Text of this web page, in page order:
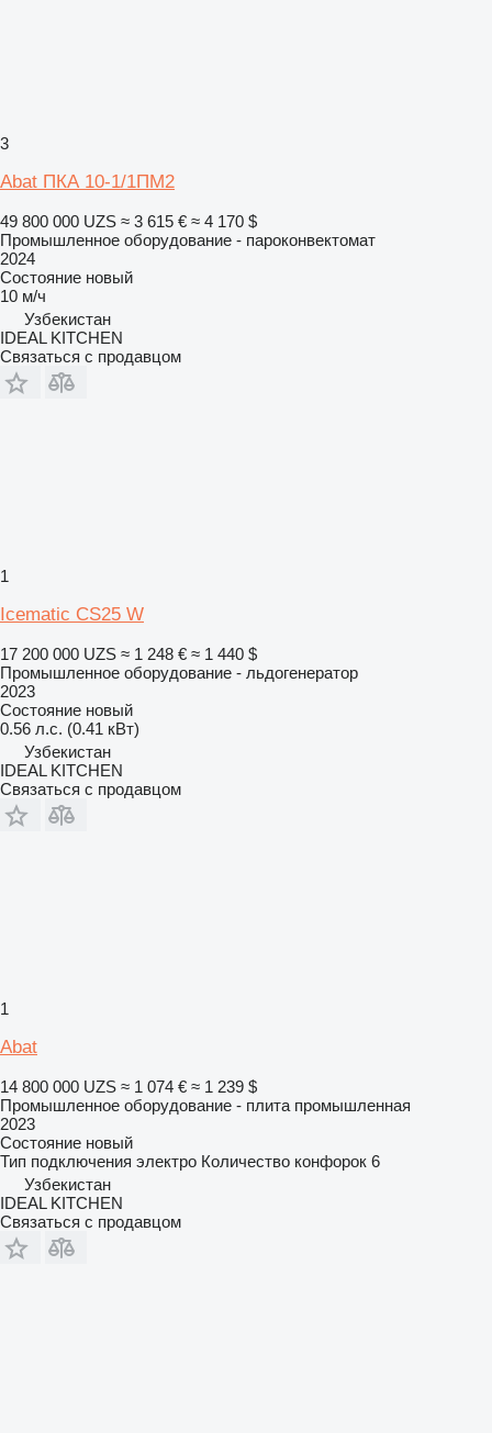
3
Abat ПКА 10-1/1ПМ2
49 800 000 UZS ≈ 3 615 € ≈ 4 170 $
Промышленное оборудование - пароконвектомат
2024
Состояние новый
10 м/ч
Узбекистан
IDEAL KITCHEN
Связаться с продавцом
1
Icematic CS25 W
17 200 000 UZS ≈ 1 248 € ≈ 1 440 $
Промышленное оборудование - льдогенератор
2023
Состояние новый
0.56 л.с. (0.41 кВт)
Узбекистан
IDEAL KITCHEN
Связаться с продавцом
1
Abat
14 800 000 UZS ≈ 1 074 € ≈ 1 239 $
Промышленное оборудование - плита промышленная
2023
Состояние новый
Тип подключения электро Количество конфорок 6
Узбекистан
IDEAL KITCHEN
Связаться с продавцом